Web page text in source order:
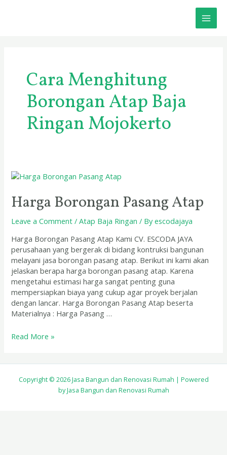
Cara Menghitung
Borongan Atap Baja
Ringan Mojokerto
Harga Borongan Pasang Atap
Leave a Comment /Atap Baja Ringan / Byescodajaya
Harga Borongan Pasang Atap Kami CV. ESCODA JAYA
perusahaan yang bergerak di bidang kontruksi bangunan
melayani jasa borongan pasang atap. Berikut ini kami akan
jelaskan berapa harga borongan pasang atap. Karena
mengetahui estimasi harga sangat penting guna
mempersiapkan biaya yang cukup agar proyek berjalan
dengan lancar. Harga Borongan Pasang Atap beserta
Materialnya : Harga Pasang …
Harga
Pasang
Atap
Read More »
Copyright © 2026 Jasa Bangun dan Renovasi Rumah | Powered
by Jasa Bangun dan Renovasi Rumah